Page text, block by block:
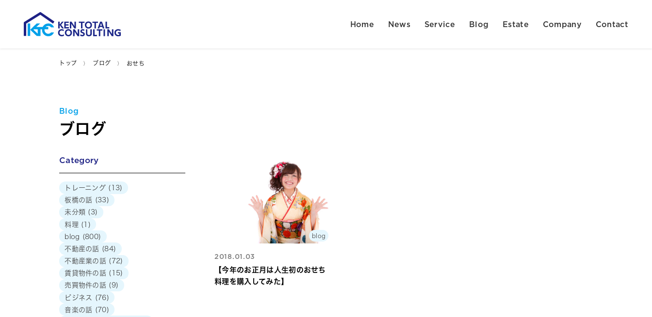
Home News Service Blog Estate Company Contact
トップ ブログ おせち
Blog
ブログ
blog
2018.01.03
【今年のお正月は人生初のおせち
料理を購入してみた】
Category
トレーニング (13)
板橋の話 (33)
未分類 (3)
料理 (1)
blog (800)
不動産の話 (84)
不動産業の話 (72)
賃貸物件の話 (15)
売買物件の話 (9)
ビジネス
(76)
音楽の話 (70)